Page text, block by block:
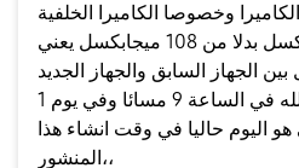
وخصوصا الكاميرا الخلفية
اللي صارت 200 ميجابكسل بدلا من 108 ميجابكسل يعني
بين الجهاز السابق والجهاز الجديد
اللي راح ينزل بأذن الله في الساعة 9 مسائا وفي يوم 1
2023 اللي هو اليوم حاليا في وقت انشاء هذا
المنشور،،